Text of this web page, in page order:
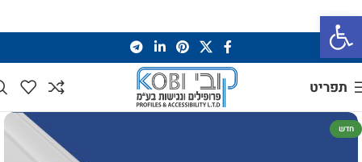
פתח סרגל נגישות
תפריט
חדש